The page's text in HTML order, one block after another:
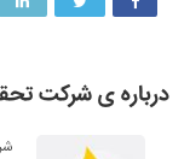
درباره ی شرکت